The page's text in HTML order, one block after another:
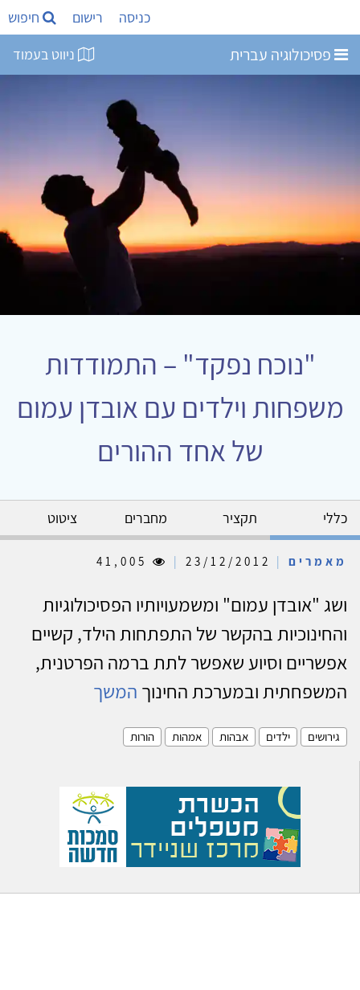
כניסה רישום חיפוש
פסיכולוגיה עברית ניווט בעמוד
"נוכח נפקד" – התמודדות
משפחות וילדים עם אובדן עמום
של אחד ההורים
כללי תקציר מחברים ציטוט
מאמרים |
|
ושג "אובדן עמום" ומשמעויותיו הפסיכולוגיות
והחינוכיות בהקשר של התפתחות הילד, קשיים
אפשריים וסיוע שאפשר לתת ברמה הפרטנית,
המשפחתית ובמערכת החינוך המשך
גירושים ילדים אבהות אמהות הורות